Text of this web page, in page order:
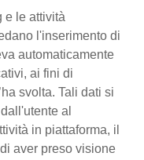
e le attività
l'inserimento di
automaticamente
ai fini di
svolta. Tali dati si
al
in piattaforma, il
aver preso visione